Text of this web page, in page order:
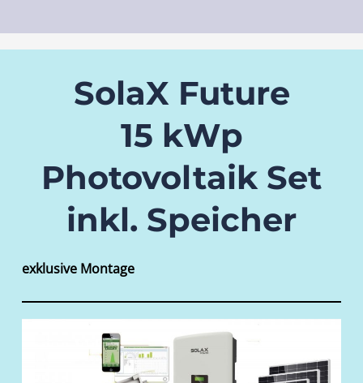
SolaX Future
15 kWp
Photovoltaik Set
inkl. Speicher
exklusive Montage